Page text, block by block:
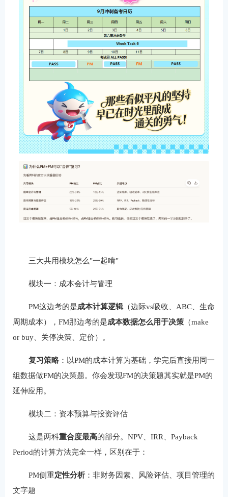
三大共用模块怎么"一起啃"
模块一：成本会计与管理
PM这边考的是成本计算逻辑（边际vs吸收、ABC、生命
周期成本），FM那边考的是成本数据怎么用于决策 （make
or buy、关停决策、定价）。
复习策略：以PM的成本计算为基础，学完后直接用同一
组数据做FM的决策题。你会发现FM的决策题其实就是PM的
延伸应用。
模块二：资本预算与投资评估
这是两科重合度最高的部分。NPV、IRR、Payback
Period的计算方法完全一样，区别在于：
PM侧重定性分析：非财务因素、风险评估、项目管理的
文字题